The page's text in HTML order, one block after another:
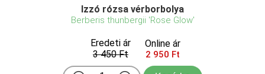
Izzó rózsa vérborbolya
Berberis thunbergii 'Rose Glow'
Eredeti ár
3 450 Ft
Online ár
2 950 Ft